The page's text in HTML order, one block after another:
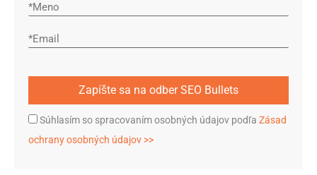
Súhlasím so spracovaním osobných údajov podľa Zásad
ochrany osobných údajov >>